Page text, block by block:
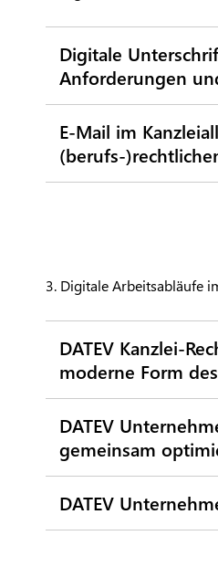
Digitale
Anforderungen
E-Mail im
(berufs-
3. Digitale Arbeitsabläufe
DATEV Kanzlei-
moderne Form
DATEV
gemeinsam
DATEV